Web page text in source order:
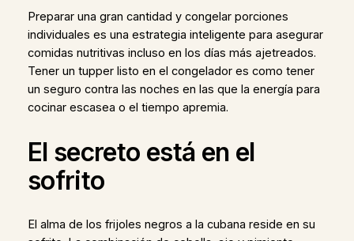
Preparar una gran cantidad y congelar porciones
individuales es una estrategia inteligente para asegurar
comidas nutritivas incluso en los días más ajetreados.
Tener un tupper listo en el congelador es como tener
un seguro contra las noches en las que la energía para
cocinar escasea o el tiempo apremia.
El secreto está en el
sofrito
El alma de los frijoles negros a la cubana reside en su